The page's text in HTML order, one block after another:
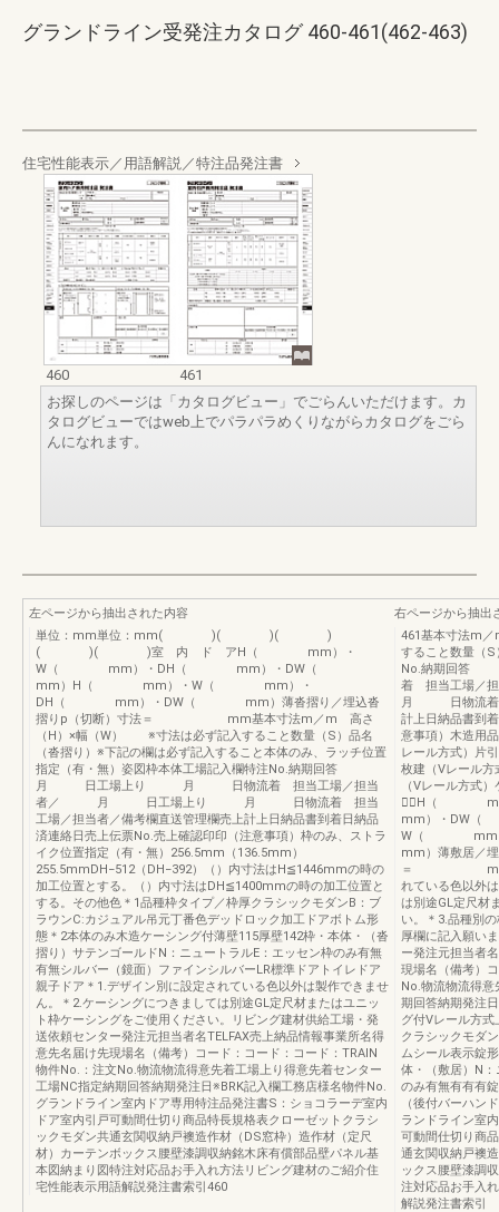
グランドライン受発注カタログ 460-461(462-463)
住宅性能表示／用語解説／特注品発注書
460
461
お探しのページは「カタログビュー」でごらんいただけます。カ
タログビューではweb上でパラパラめくりながらカタログをごら
んになれます。
左ページから抽出された内容
単位：mm単位：mm( )( )( )
( )( )室 内 ド アH（ mm）・
W（ mm）・DH（ mm）・DW（
mm）H（ mm）・W（ mm）・
DH（ mm）・DW（ mm）薄沓摺り／埋込沓
摺りp（切断）寸法＝ mm基本寸法m／m 高さ
（H）×幅（W） ※寸法は必ず記入すること数量（S）品名
（沓摺り）※下記の欄は必ず記入すること本体のみ、ラッチ位置
指定（有・無）姿図枠本体工場記入欄特注No.納期回答
月 日工場上り 月 日物流着 担当工場／担当
者／ 月 日工場上り 月 日物流着 担当
工場／担当者／備考欄直送管理欄売上計上日納品書到着日納品
済連絡日売上伝票No.売上確認印印（注意事項）枠のみ、ストラ
イク位置指定（有・無）256.5mm（136.5mm）
255.5mmDH−512（DH−392）（）内寸法はH≦1446mmの時の
加工位置とする。（）内寸法はDH≦1400mmの時の加工位置と
する。その他色＊1品種枠タイプ／枠厚クラシックモダンB：ブ
ラウンC:カジュアル吊元丁番色デッドロック加工ドアボトム形
態＊2本体のみ木造ケーシング付薄壁115厚壁142枠・本体・（沓
摺り）サテンゴールドN：ニュートラルE：エッセン枠のみ有無
有無シルバー（鏡面）ファインシルバーLR標準ドアトイレドア
親子ドア＊1.デザイン別に設定されている色以外は製作できませ
ん。＊2.ケーシングにつきましては別途GL定尺材またはユニッ
ト枠ケーシングをご使用ください。リビング建材供給工場・発
送依頼センター発注元担当者名TELFAX売上納品情報事業所名得
意先名届け先現場名（備考）コード：コード：コード：TRAIN
物件No.：注文No.物流物流得意先着工場上り得意先着センター
工場NC指定納期回答納期発注日※BRK記入欄工務店様名物件No.
グランドライン室内ドア専用特注品発注書S：ショコラーデ室内
ドア室内引戸可動間仕切り商品特長規格表クローゼットクラシ
ックモダン共通玄関収納戸襖造作材（DS窓枠）造作材（定尺
材）カーテンボックス腰壁漆調収納銘木床有償部品壁パネル基
本図納まり図特注対応品お手入れ方法リビング建材のご紹介住
宅性能表示用語解説発注書索引460
右ページから抽出
461基本寸法m
すること数量（
No.納期回
着 担当工
月 日物流着 担
計上日納品書到
意事項）木造用
レール方式）片
枚建（Vレール方
（Vレール方式
−⃝H（
mm）・
W（ mm
mm）薄敷居／
＝ mm（敷居
れている色以外
は別途GL定尺材
い。＊3.品種別
厚欄に記入願い
ー発注元担当者
現場名（備考）
No.物流物流得意
期回答納期発注
グ付Vレール方
クラシックモダ
ムシール表示錠
体・（敷居）N
のみ有無有有有
（後付バーハン
ランドライン室
可動間仕切り商
通玄関収納戸襖
ックス腰壁漆調
注対応品お手入
解説発注書索引